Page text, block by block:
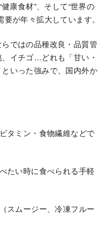
康食材”、そして“世界の
が年々拡大しています。
ではの品種改良・品質管
イチゴ…どれも「甘い・
いった強みで、国内外か
タミン・食物繊維などで
たい時に食べられる手軽
スムージー、冷凍フルー